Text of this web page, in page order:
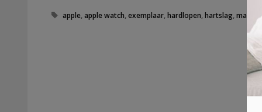
Tags
apple ,apple watch ,exemplaar ,hardlopen ,hartslag ,mail